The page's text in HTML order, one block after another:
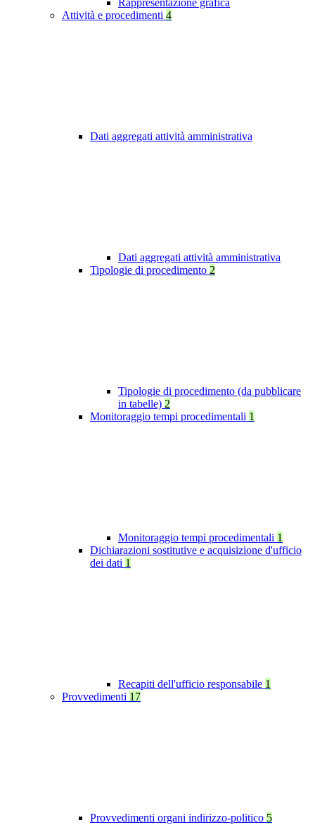
Rappresentazione grafica
Attività e procedimenti 4
Dati aggregati attività amministrativa
Dati aggregati attività amministrativa
Tipologie di procedimento 2
Tipologie di procedimento (da pubblicare
in tabelle) 2
Monitoraggio tempi procedimentali 1
Monitoraggio tempi procedimentali 1
Dichiarazioni sostitutive e acquisizione d'ufficio
dei dati 1
Recapiti dell'ufficio responsabile 1
Provvedimenti 17
Provvedimenti organi indirizzo-politico 5